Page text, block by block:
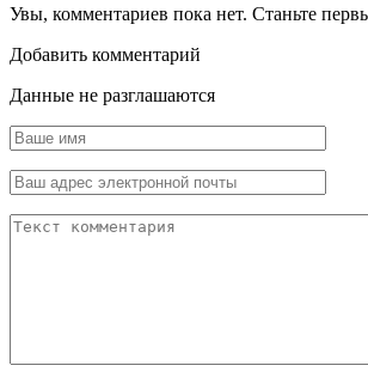
Увы, комментариев пока нет. Станьте
Добавить комментарий
Данные не разглашаются